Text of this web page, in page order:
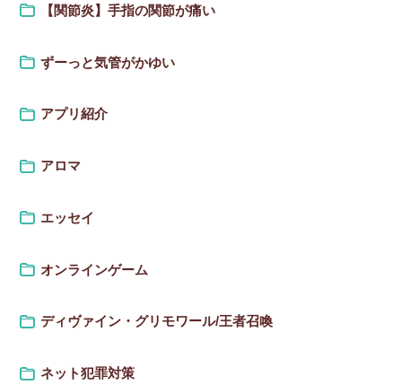
【関節炎】手指の関節が痛い
ずーっと気管がかゆい
アプリ紹介
アロマ
エッセイ
オンラインゲーム
ディヴァイン・グリモワール/王者召喚
ネット犯罪対策